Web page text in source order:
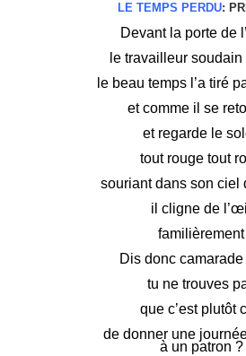
LE TEMPS PERDU:
Devant la porte de
le travailleur soudain
le beau temps l’a tiré
et comme il se
et regarde le
tout rouge tout
souriant dans son ciel
il cligne de l’œil
familièrement
Dis donc camarade
tu ne trouves
que c’est plutôt
de donner une
à un patron ?